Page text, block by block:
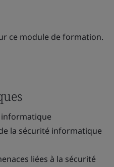
ce module de formation.
la sécurité informatique
liées à la sécurité